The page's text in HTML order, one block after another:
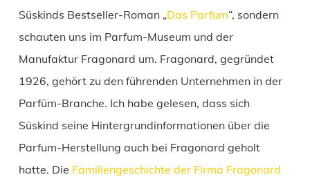
Süskinds Bestseller-Roman „Das Parfum“, sondern
schauten uns im Parfum-Museum und der
Manufaktur Fragonard um. Fragonard, gegründet
1926, gehört zu den führenden Unternehmen in der
Parfüm-Branche. Ich habe gelesen, dass sich
Süskind seine Hintergrundinformationen über die
Parfum-Herstellung auch bei Fragonard geholt
hatte. Die Familiengeschichte der Firma Fragonard